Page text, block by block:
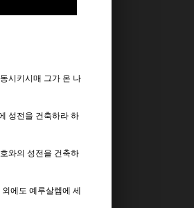
시키시매 그가 온 나
성전을 건축하라 하
와의 성전을 건축하
에도 예루살렘에 세